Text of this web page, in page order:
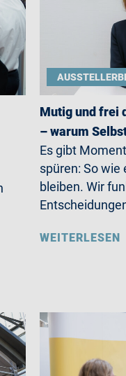
Mutig und frei
– warum
Es gibt
spüren: So wie
bleiben. Wir
WEITERLESEN